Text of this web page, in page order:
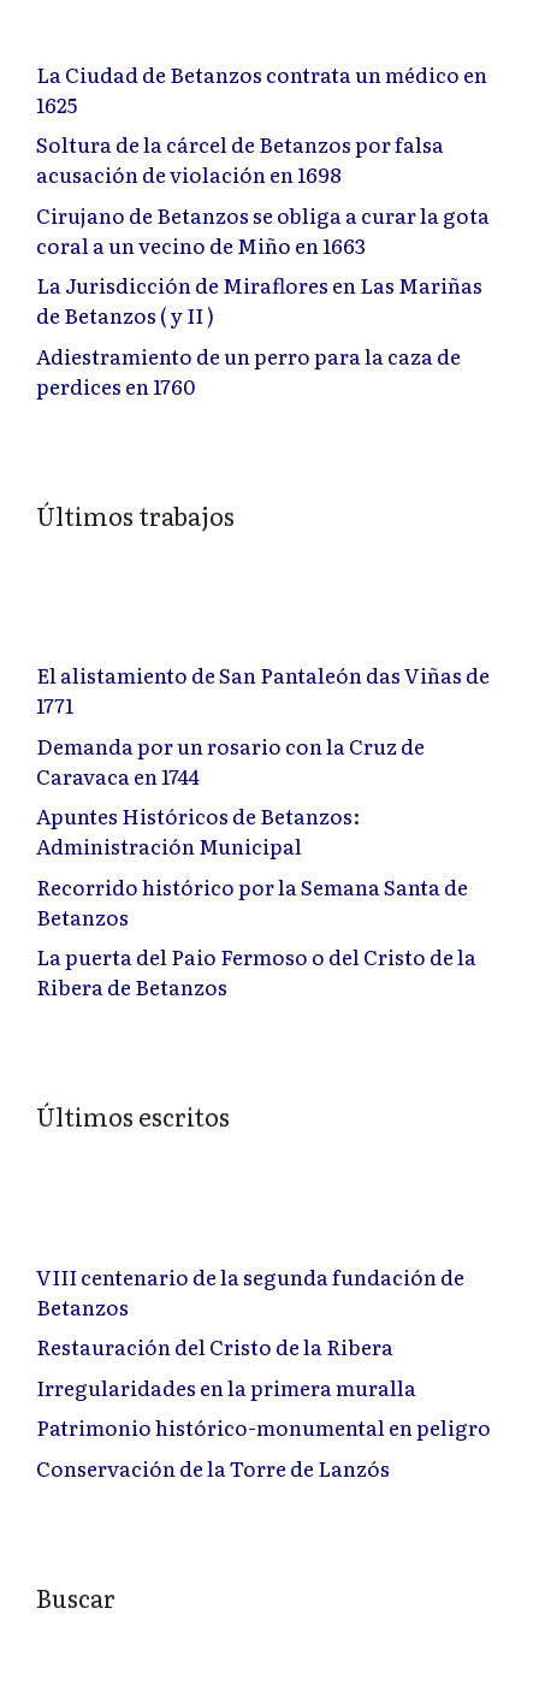
La Ciudad de Betanzos contrata un médico en
1625
Soltura de la cárcel de Betanzos por falsa
acusación de violación en 1698
Cirujano de Betanzos se obliga a curar la gota
coral a un vecino de Miño en 1663
La Jurisdicción de Miraflores en Las Mariñas
de Betanzos ( y II )
Adiestramiento de un perro para la caza de
perdices en 1760
Últimos trabajos
El alistamiento de San Pantaleón das Viñas de
1771
Demanda por un rosario con la Cruz de
Caravaca en 1744
Apuntes Históricos de Betanzos:
Administración Municipal
Recorrido histórico por la Semana Santa de
Betanzos
La puerta del Paio Fermoso o del Cristo de la
Ribera de Betanzos
Últimos escritos
VIII centenario de la segunda fundación de
Betanzos
Restauración del Cristo de la Ribera
Irregularidades en la primera muralla
Patrimonio histórico-monumental en peligro
Conservación de la Torre de Lanzós
Buscar